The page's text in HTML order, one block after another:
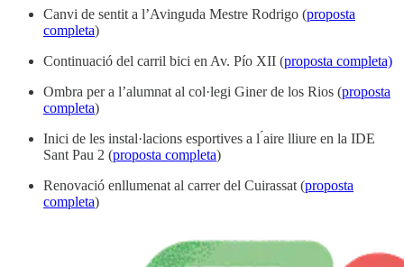
Canvi de sentit a l’Avinguda Mestre Rodrigo (proposta
completa)
Continuació del carril bici en Av. Pío XII (proposta completa)
Ombra per a l’alumnat al col·legi Giner de los Rios (proposta
completa)
Inici de les instal·lacions esportives a l ́aire lliure en la IDE
Sant Pau 2 (proposta completa)
Renovació enllumenat al carrer del Cuirassat (proposta
completa)